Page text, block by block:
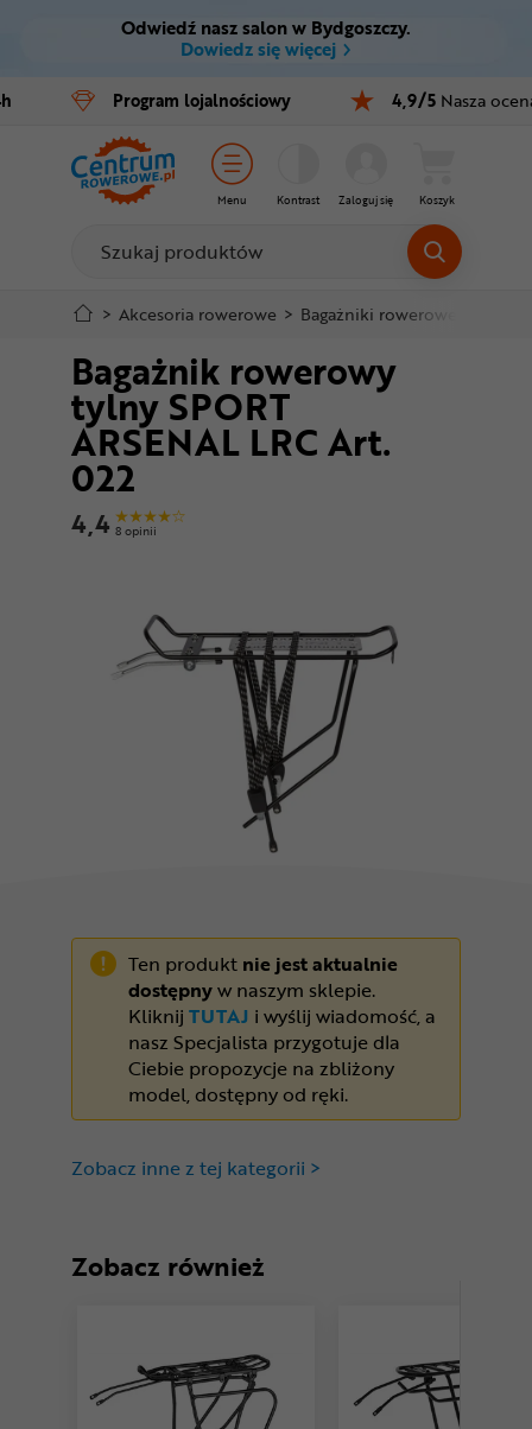
Ctrl M
Menu główne
Informacje o produkcie
Szczegółowe informacje
Stopka
Mapa strony
Odwiedź nasz salon w Bydgoszczy.
Dowiedz się więcej
Program lojalnościowy 4,9/5 Nasza
Menu Kontrast Zaloguj się Koszyk
Rowery
E-bike
Części
Akcesoria
Odzież
Kaski
Buty
Warsztat
Odżywki
Superoferta
> Akcesoria rowerowe > Bagażniki rowerowe
Bagażnik rowerowy
tylny SPORT
ARSENAL LRC Art.
022
4,4 8 opinii
Ten produkt nie jest aktualnie
dostępnyw naszym sklepie.
Kliknij TUTAJ i wyślij wiadomość, a
nasz Specjalista przygotuje dla
Ciebie propozycje na zbliżony
model, dostępny od ręki.
Zobacz inne z tej kategorii >
Zobacz również